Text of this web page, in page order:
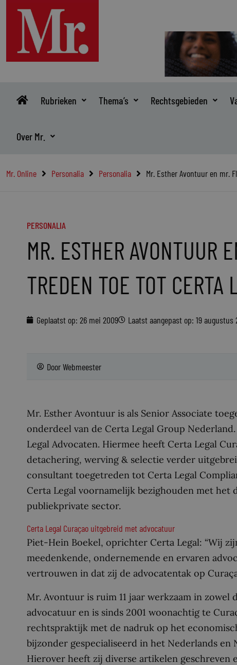
inhoud
Rubrieken Thema’s Rechtsgebieden
Over Mr.
Mr. Online Personalia Personalia Mr. Esther Avontuur en mr.
PERSONALIA
MR. ESTHER AVONTUUR
TREDEN TOE TOT CERTA
Geplaatst op: 26 mei 2009 Laatst aangepast op: 19 augustus
DoorWebmeester
Mr. Esther Avontuur is als Senior Associate
onderdeel van de Certa Legal Group
Legal Advocaten. Hiermee heeft Certa Legal
detachering, werving & selectie verder
consultant toegetreden tot Certa Legal
Certa Legal voornamelijk bezighouden met het
publiekprivate sector.
Certa Legal Curaçao uitgebreid met advocatuur
Piet-Hein Boekel, oprichter Certa Legal: “Wij
meedenkende, ondernemende en ervaren
vertrouwen in dat zij de advocatentak op
Mr. Avontuur is ruim 11 jaar werkzaam in zowel
advocatuur en is sinds 2001 woonachtig te
rechtspraktijk met de nadruk op het
bijzonder gespecialiseerd in het Nederlands en
Hierover heeft zij diverse artikelen geschreven